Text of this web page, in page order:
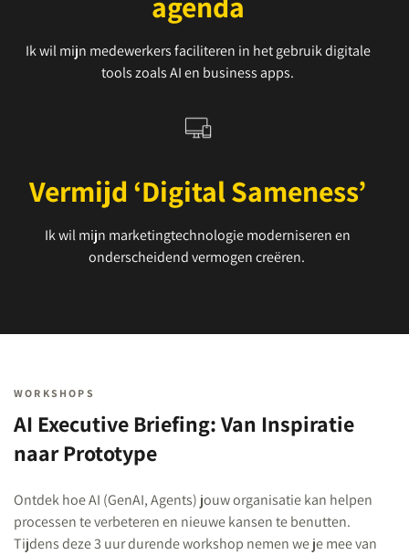
Ik wil mijn medewerkers faciliteren in het gebruik digitale
tools zoals AI en business apps.
Vermijd ‘Digital Sameness’
Ik wil mijn marketingtechnologie moderniseren en
onderscheidend vermogen creëren.
WORKSHOPS
AI Executive Briefing: Van Inspiratie
naar Prototype
Ontdek hoe AI (GenAI, Agents) jouw organisatie kan helpen
processen te verbeteren en nieuwe kansen te benutten.
Tijdens deze 3 uur durende workshop nemen we je mee van